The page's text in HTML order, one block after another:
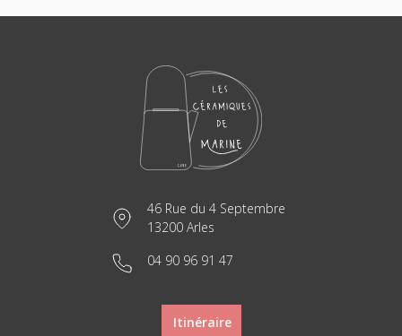
46 Rue du 4 Septembre
13200 Arles
04 90 96 91 47
Itinéraire